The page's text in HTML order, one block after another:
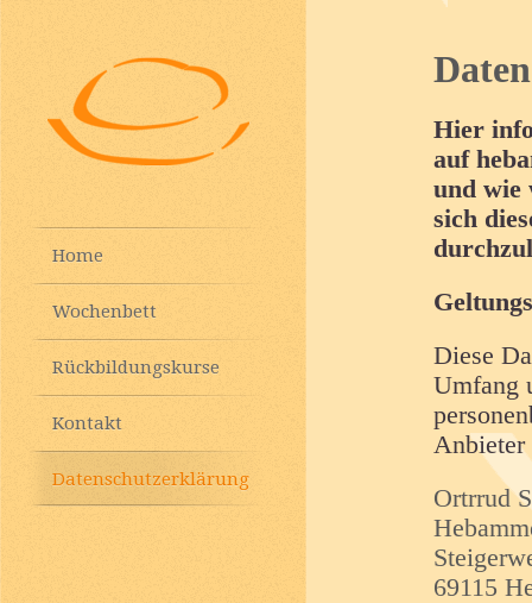
Home
Wochenbett
Rückbildungskurse
Kontakt
Datenschutzerklärung
Hier
auf
und wie
sich
Diese
Umfang
Anbieter
Ortrrud
69115